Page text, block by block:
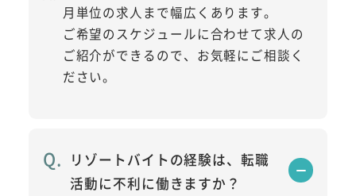
月単位の求人まで幅広くあります。
ご希望のスケジュールに合わせて求人の
ご紹介ができるので、お気軽にご相談く
ださい。
リゾートバイトの経験は、転職
活動に不利に働きますか？